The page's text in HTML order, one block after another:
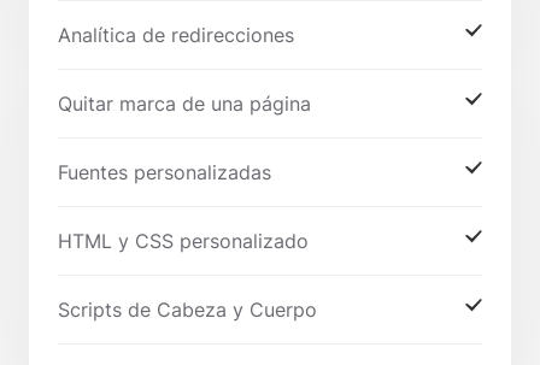
Analítica de redirecciones
Quitar marca de una página
Fuentes personalizadas
HTML y CSS personalizado
Scripts de Cabeza y Cuerpo